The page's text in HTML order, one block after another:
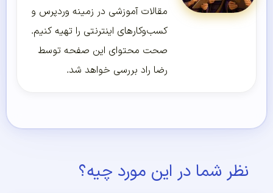
مقالات آموزشی در زمینه وردپرس و
کسب‌و‌کارهای اینترنتی را تهیه کنیم.
صحت محتوای این صفحه توسط
رضا راد بررسی خواهد شد.
نظر شما در این مورد چیه؟